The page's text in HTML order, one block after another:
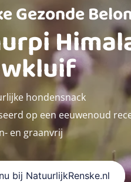
Gezonde
hondensnack
op een eeuwenoud
en graanvrij
bij NatuurlijkRenske.nl